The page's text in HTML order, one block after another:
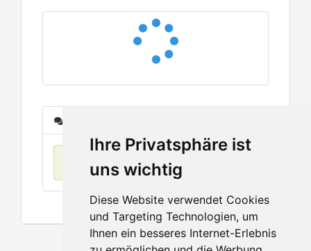
Ihre Privatsphäre ist
uns wichtig
Diese Website verwendet Cookies
und Targeting Technologien, um
Ihnen ein besseres Internet-Erlebnis
No items found